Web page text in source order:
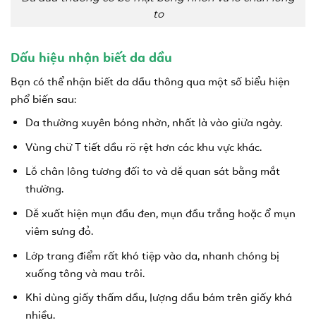
to
Dấu hiệu nhận biết da dầu
Bạn có thể nhận biết da dầu thông qua một số biểu hiện
phổ biến sau:
Da thường xuyên bóng nhờn, nhất là vào giữa ngày.
Vùng chữ T tiết dầu rõ rệt hơn các khu vực khác.
Lỗ chân lông tương đối to và dễ quan sát bằng mắt
thường.
Dễ xuất hiện mụn đầu đen, mụn đầu trắng hoặc ổ mụn
viêm sưng đỏ.
Lớp trang điểm rất khó tiệp vào da, nhanh chóng bị
xuống tông và mau trôi.
Khi dùng giấy thấm dầu, lượng dầu bám trên giấy khá
nhiều.